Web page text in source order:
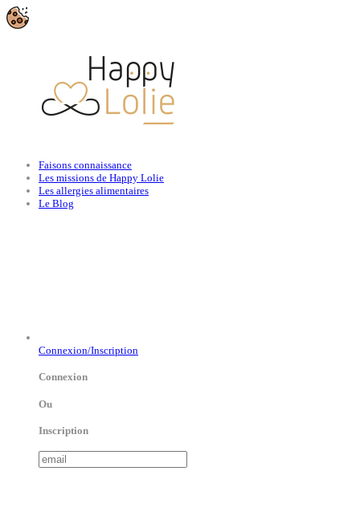
Faisons connaissance
Les missions de Happy Lolie
Les allergies alimentaires
Le Blog
Connexion/Inscription
Connexion
Ou
Inscription